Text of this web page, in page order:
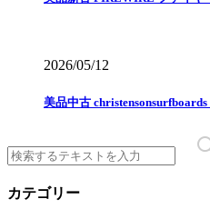
2026/05/12
美品中古 christensonsurfboards
カテゴリー